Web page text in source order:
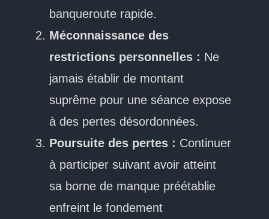
banqueroute rapide.
Méconnaissance des
restrictions personnelles : Ne
jamais établir de montant
suprême pour une séance expose
à des pertes désordonnées.
Poursuite des pertes : Continuer
à participer suivant avoir atteint
sa borne de manque préétablie
enfreint le fondement